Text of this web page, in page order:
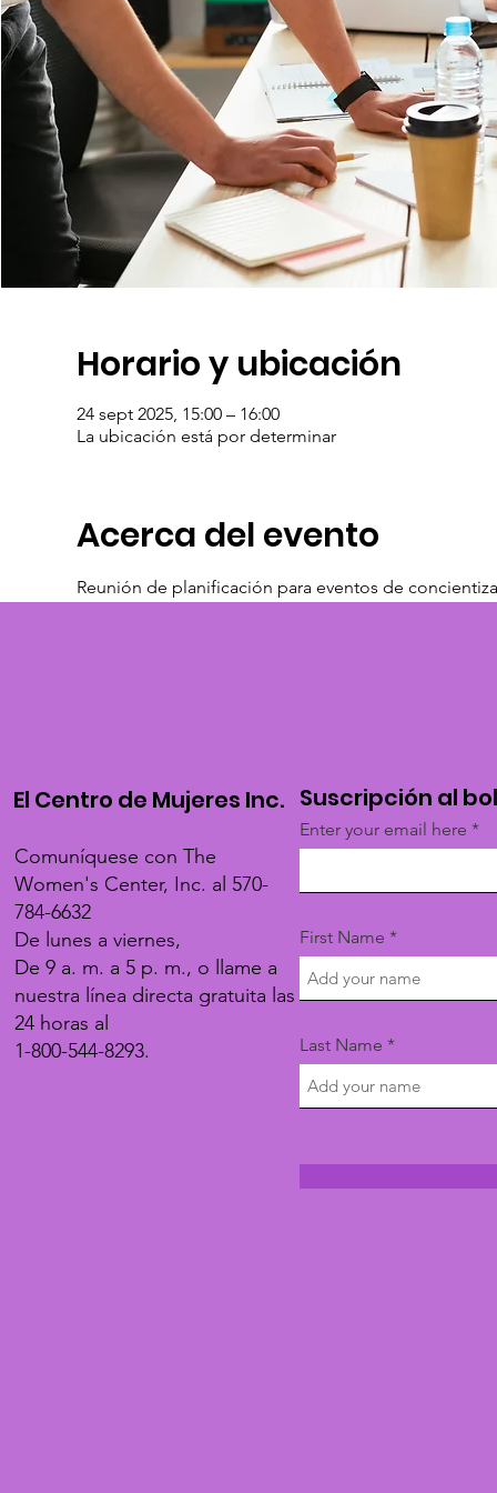
Horario y ubicación
24 sept 2025, 15:00 – 16:00
La ubicación está por determinar
Acerca del evento
Reunión de planificación para eventos de
El Centro de Mujeres Inc.
Comuníquese con The
Women's Center, Inc. al 570-
784-6632
De lunes a viernes,
De 9 a. m. a 5 p. m., o llame a
nuestra línea directa gratuita las
24 horas al
1-800-544-8293.
Suscripción al
Enter your email here
First Name
Last Name